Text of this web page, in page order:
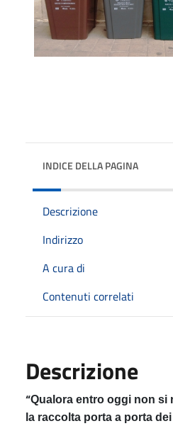
INDICE DELLA PAGINA
Descrizione
Indirizzo
A cura di
Contenuti correlati
Descrizione
“Qualora entro oggi non si
la raccolta porta a porta